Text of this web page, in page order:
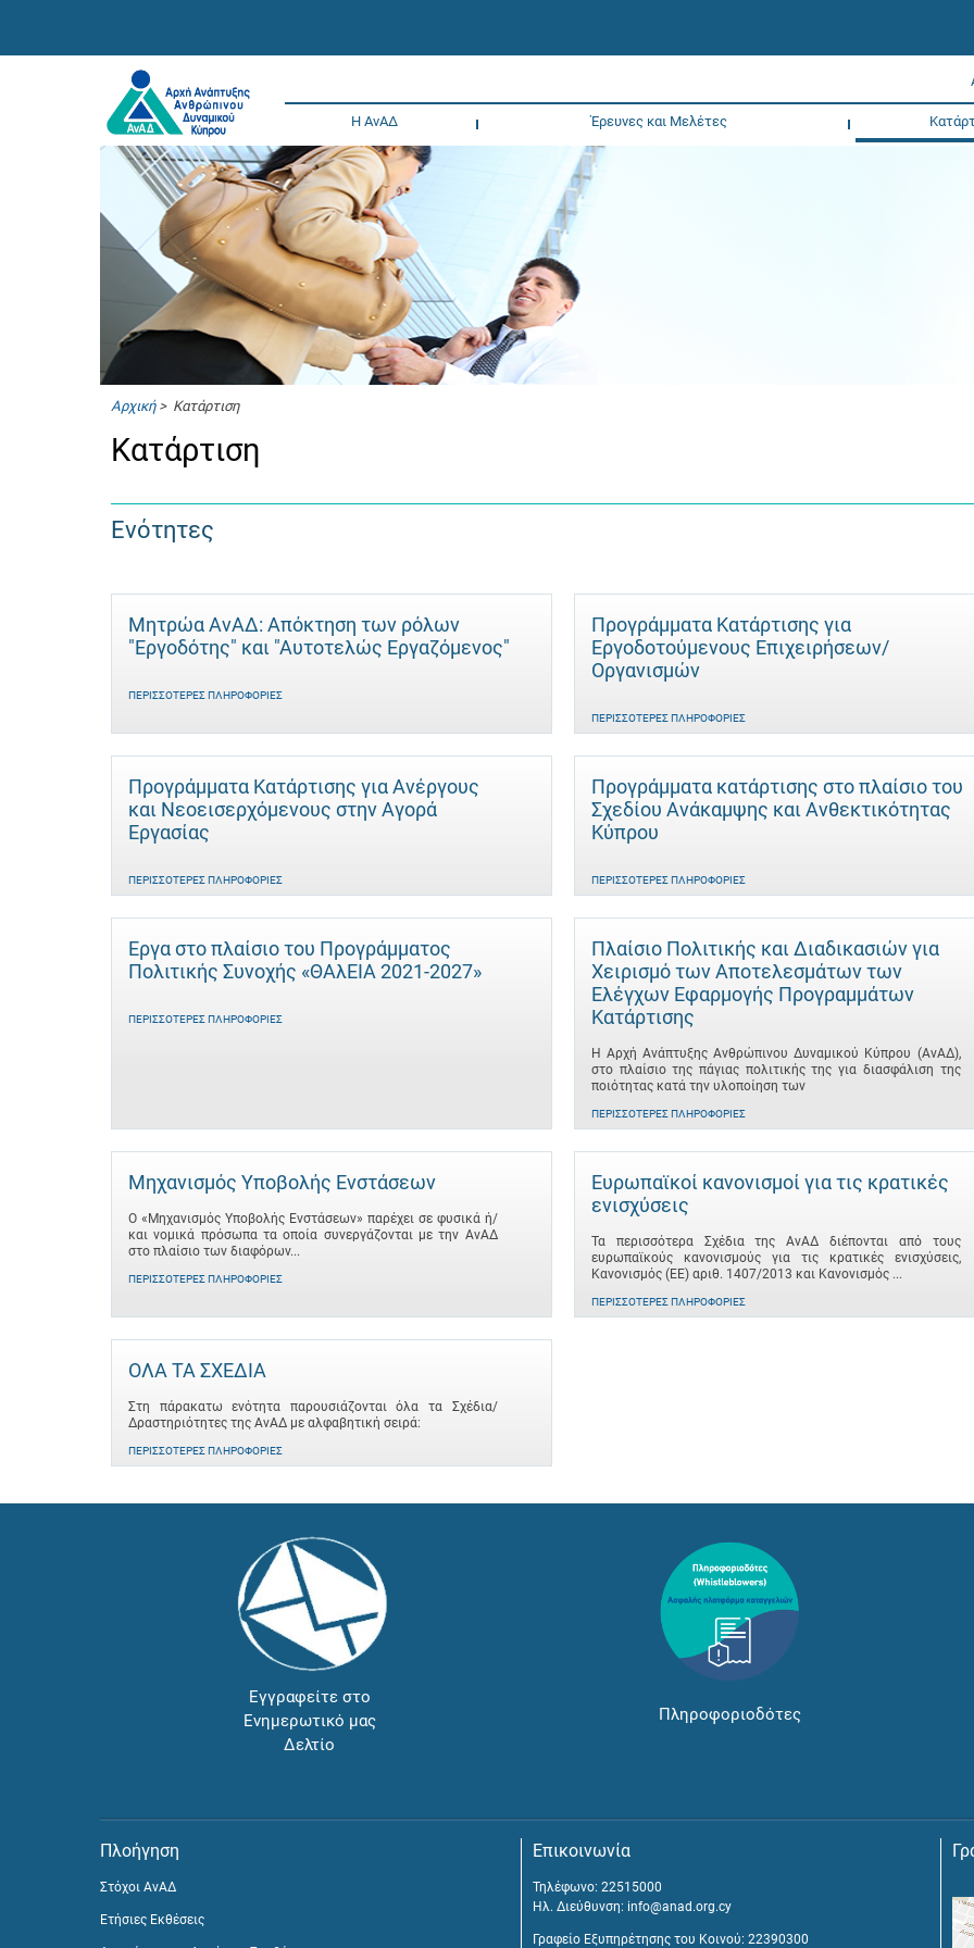
Η ΑνΑΔ Έρευνες και Μελέτες
Αρχική> Κατάρτιση
Κατάρτιση
Ενότητες
Μητρώα ΑνΑΔ: Απόκτηση των ρόλων
"Εργοδότης" και "Αυτοτελώς Eργαζόμενος"
ΠΕΡΙΣΣΌΤΕΡΕΣ ΠΛΗΡΟΦΟΡΊΕΣ
Προγράμματα Κατάρτισης για
Εργοδοτούμενους Επιχειρήσεων/
Οργανισμών
ΠΕΡΙΣΣΌΤΕΡΕΣ ΠΛΗΡΟΦΟΡΊΕΣ
Προγράμματα Κατάρτισης για Ανέργους
και Νεοεισερχόμενους στην Αγορά
Εργασίας
ΠΕΡΙΣΣΌΤΕΡΕΣ ΠΛΗΡΟΦΟΡΊΕΣ
Προγράμματα κατάρτισης στο πλαίσιο του
Σχεδίου Ανάκαμψης και Ανθεκτικότητας
Κύπρου
ΠΕΡΙΣΣΌΤΕΡΕΣ ΠΛΗΡΟΦΟΡΊΕΣ
Έργα στο πλαίσιο του Προγράμματος
Πολιτικής Συνοχής «ΘΑλΕΙΑ 2021-2027»
ΠΕΡΙΣΣΌΤΕΡΕΣ ΠΛΗΡΟΦΟΡΊΕΣ
Πλαίσιο Πολιτικής και Διαδικασιών για
Χειρισμό των Αποτελεσμάτων των
Ελέγχων Εφαρμογής Προγραμμάτων
Κατάρτισης
Η Αρχή Ανάπτυξης Ανθρώπινου Δυναμικού Κύπρου (ΑνΑΔ),
στο πλαίσιο της πάγιας πολιτικής της για διασφάλιση της
ποιότητας κατά την υλοποίηση των
ΠΕΡΙΣΣΌΤΕΡΕΣ ΠΛΗΡΟΦΟΡΊΕΣ
Μηχανισμός Υποβολής Ενστάσεων
Ο «Μηχανισμός Υποβολής Ενστάσεων» παρέχει σε φυσικά ή/
και νομικά πρόσωπα τα οποία συνεργάζονται με την ΑνΑΔ
στο πλαίσιο των διαφόρων...
ΠΕΡΙΣΣΌΤΕΡΕΣ ΠΛΗΡΟΦΟΡΊΕΣ
Ευρωπαϊκοί κανονισμοί για τις κρατικές
ενισχύσεις
Τα περισσότερα Σχέδια της ΑνΑΔ διέπονται από τους
ευρωπαϊκούς κανονισμούς για τις κρατικές ενισχύσεις,
Κανονισμός (ΕΕ) αριθ. 1407/2013 και Κανονισμός ...
ΠΕΡΙΣΣΌΤΕΡΕΣ ΠΛΗΡΟΦΟΡΊΕΣ
ΟΛΑ ΤΑ ΣΧΕΔΙΑ
Στη πάρακατω ενότητα παρουσιάζονται όλα τα Σχέδια/
Δραστηριότητες της ΑνΑΔ με αλφαβητική σειρά:
ΠΕΡΙΣΣΌΤΕΡΕΣ ΠΛΗΡΟΦΟΡΊΕΣ
Εγγραφείτε στο
Ενημερωτικό μας
Δελτίο
Πληροφοριοδότες
Πλοήγηση
Στόχοι ΑνΑΔ
Ετήσιες Εκθέσεις
Επικοινωνία
Τηλέφωνο: 22515000
Ηλ. Διεύθυνση: info@anad.org.cy
Γραφείο Εξυπηρέτησης του Κοινού: 22390300